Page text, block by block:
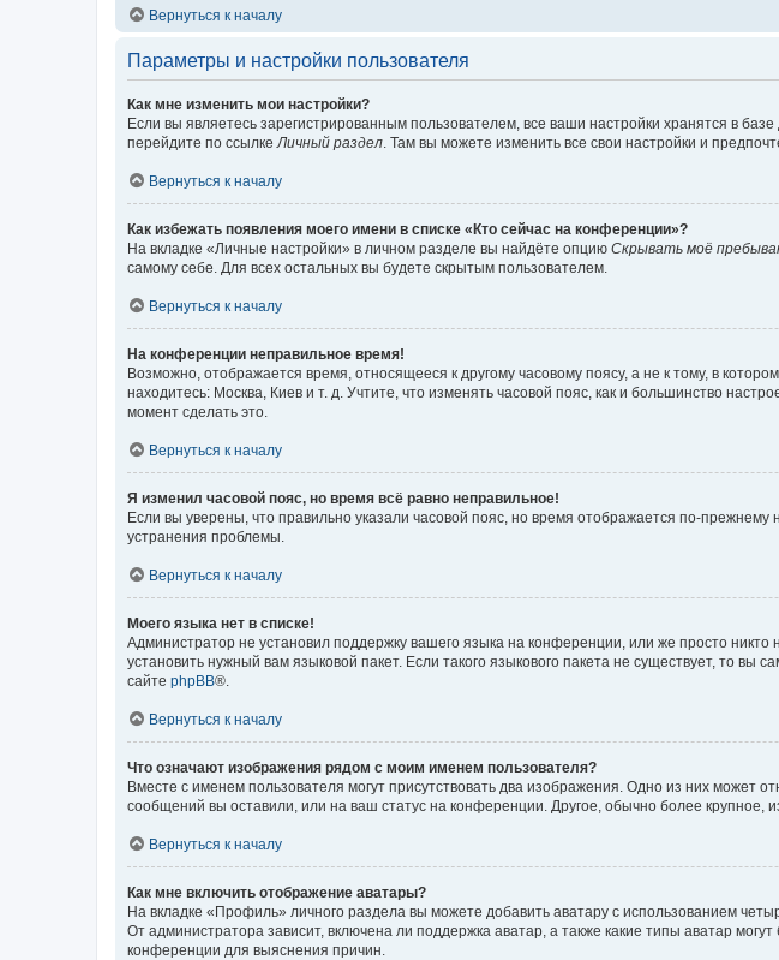
Вернуться к началу
Параметры и настройки пользователя
Как мне изменить мои настройки?
Если вы являетесь зарегистрированным пользователем, все ваши настройки хранятся в
перейдите по ссылке Личный раздел . Там вы можете изменить все свои настройки и
Вернуться к началу
Как избежать появления моего имени в списке «Кто сейчас на конференции»?
На вкладке «Личные настройки» в личном разделе вы найдёте опцию Скрывать моё
самому себе. Для всех остальных вы будете скрытым пользователем.
Вернуться к началу
На конференции неправильное время!
Возможно, отображается время, относящееся к другому часовому поясу, а не к тому, в
находитесь: Москва, Киев и т. д. Учтите, что изменять часовой пояс, как и большинство
момент сделать это.
Вернуться к началу
Я изменил часовой пояс, но время всё равно неправильное!
Если вы уверены, что правильно указали часовой пояс, но время отображается по-
устранения проблемы.
Вернуться к началу
Моего языка нет в списке!
Администратор не установил поддержку вашего языка на конференции, или же просто
установить нужный вам языковой пакет. Если такого языкового пакета не существует, то
сайте phpBB®.
Вернуться к началу
Что означают изображения рядом с моим именем пользователя?
Вместе с именем пользователя могут присутствовать два изображения. Одно из них может
сообщений вы оставили, или на ваш статус на конференции. Другое, обычно более крупное,
Вернуться к началу
Как мне включить отображение аватары?
На вкладке «Профиль» личного раздела вы можете добавить аватару с использованием
От администратора зависит, включена ли поддержка аватар, а также какие типы аватар
конференции для выяснения причин.